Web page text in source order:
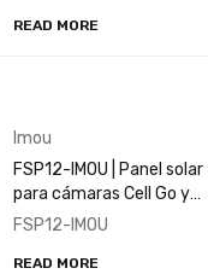
Uncategorized
TECNOLOGÍAS
Full Color ZigBee
READ MORE
Imou
FSP12-IMOU | Panel solar
para cámaras Cell Go y
Cell 2
FSP12-IMOU
READ MORE